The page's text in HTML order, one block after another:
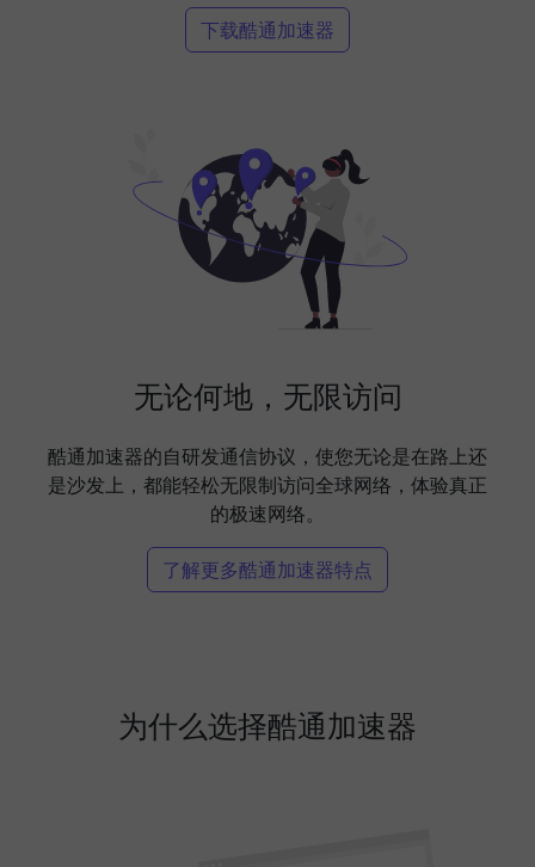
下载酷通加速器
无论何地，无限访问
酷通加速器的自研发通信协议，使您无论是在路上还
是沙发上，都能轻松无限制访问全球网络，体验真正
的极速网络。
了解更多酷通加速器特点
为什么选择酷通加速器